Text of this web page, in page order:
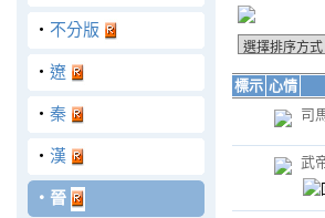
‧ 不分版
‧ 遼
‧ 秦
‧ 漢
‧ 晉
標示 心情
司
武